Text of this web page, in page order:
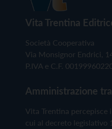
Vita Trentina
Società Cooperativa
Via Monsignor Endrici,
P.IVA e C.F.
Amministrazione
Vita Trentina
cui al decreto legislativo